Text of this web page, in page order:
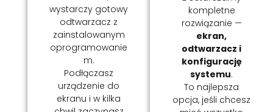
wystarczy gotowy
odtwarzacz z
zainstalowanym
oprogramowanie
m.
Podłączasz
urządzenie do
ekranu i w kilka
kompletne
rozwiązanie —
ekran,
odtwarzacz i
konfigurację
systemu.
To najlepsza
opcja, jeśli chcesz